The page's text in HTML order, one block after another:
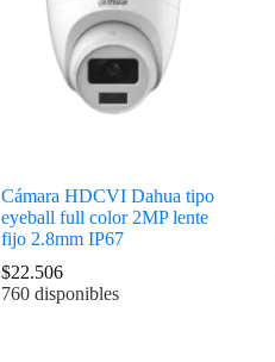
Cámara HDCVI Dahua tipo
eyeball full color 2MP lente
fijo 2.8mm IP67
$22.506
760 disponibles